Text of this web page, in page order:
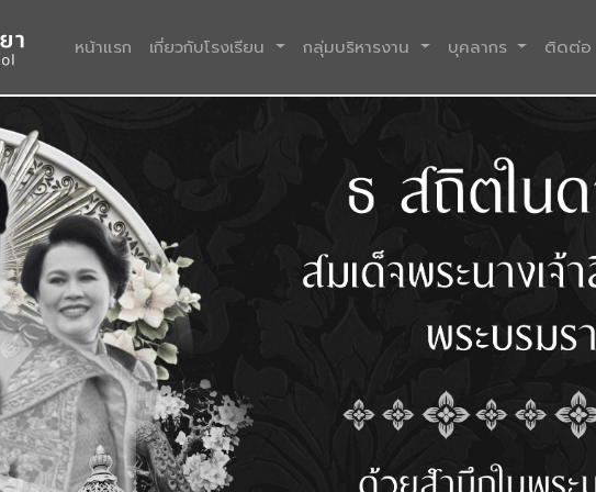
หน้าแรก (current)
เกี่ยวกับโรงเรียน กลุ่มบริหารงาน บุคลากร ติดต่อ